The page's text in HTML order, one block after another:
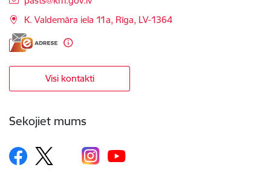
K. Valdemāra iela 11a, Rīga, LV-1364
Visi kontakti
Sekojiet mums